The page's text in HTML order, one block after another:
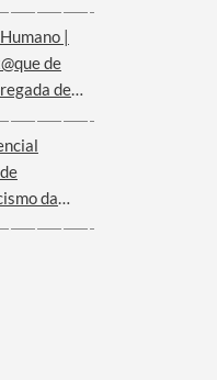
|
de
de
da